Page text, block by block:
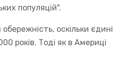
популяцій".
оскільки єдині
років. Тоді як в Америці